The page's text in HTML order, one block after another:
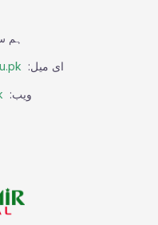
ہم
ای میل:
ویب: